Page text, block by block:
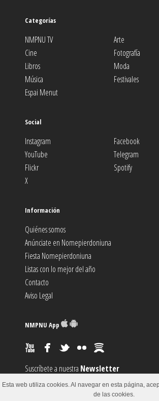
Categorías
NMPNU TV
Arte
Cine
Fotografía
Libros
Moda
Música
Festivales
Espai Menut
Social
Instagram
Facebook
YouTube
Telegram
Flickr
Spotify
X
Información
Quiénes somos
Anúnciate en Nomepierdoniuna
Fiesta Nomepierdoniuna
Listas con lo mejor del año
Contacto
Aviso Legal
NMPNU App
Suscríbete a nuestra Newsletter
Suscríbete al canalRSS
Esta web utiliza cookies. Al navegar en esta página,
de las cookies.